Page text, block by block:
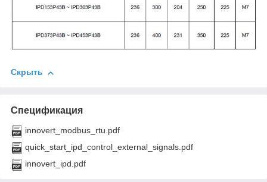
Скрыть
Спецификация
innovert_modbus_rtu.pdf
quick_start_ipd_control_external_signals.pdf
innovert_ipd.pdf